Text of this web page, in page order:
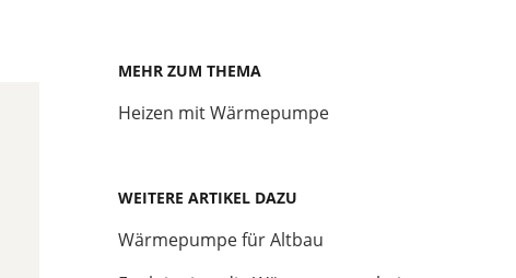
MEHR ZUM THEMA
Heizen mit Wärmepumpe
WEITERE ARTIKEL DAZU
Wärmepumpe für Altbau